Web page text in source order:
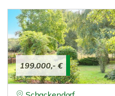
199.000,- €